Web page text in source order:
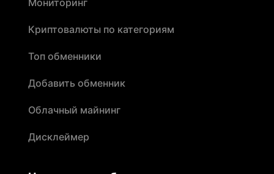
Мониторинг
Криптовалюты по категориям
Топ обменники
Добавить обменник
Облачный майнинг
Дисклеймер